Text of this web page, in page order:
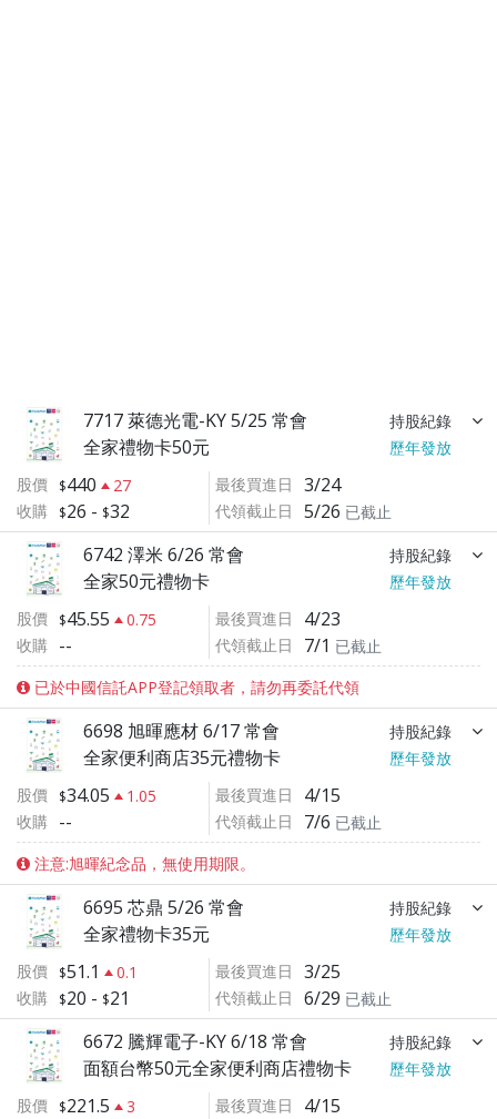
7717 萊德光電-KY 5/25 常會 持股紀錄
全家禮物卡50元
歷年發放
股價
440
27
收購
26 - 32
最後買進日 3/24
代領截止日 5/26 已截止
6742 澤米 6/26 常會 持股紀錄
全家50元禮物卡
歷年發放
股價
45.55
0.75
收購 --
最後買進日 4/23
代領截止日 7/1 已截止
已於中國信託APP登記領取者，請勿再委託代領
6698 旭暉應材 6/17 常會 持股紀錄
全家便利商店35元禮物卡
歷年發放
股價
34.05
1.05
收購 --
最後買進日 4/15
代領截止日 7/6 已截止
注意:旭暉紀念品，無使用期限。
6695 芯鼎 5/26 常會 持股紀錄
全家禮物卡35元
歷年發放
股價
51.1
0.1
收購
20 - 21
最後買進日 3/25
代領截止日 6/29 已截止
6672 騰輝電子-KY 6/18 常會 持股紀錄
面額台幣50元全家便利商店禮物卡
歷年發放
股價
221.5
3
最後買進日 4/15